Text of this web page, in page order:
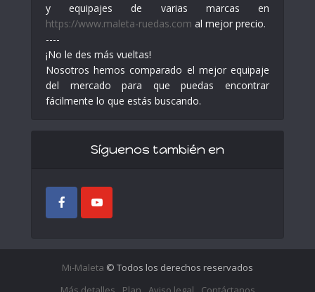
y equipajes de varias marcas en
https://www.maleta-ruedas.com al mejor precio.
----
¡No le des más vueltas!
Nosotros hemos comparado el mejor equipaje
del mercado para que puedas encontrar
fácilmente lo que estás buscando.
Síguenos también en
Mi-Maleta © Todos los derechos reservados